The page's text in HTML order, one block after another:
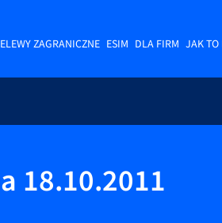
ZAGRANICZNE ESIM DLA FIRM JAK TO
18.10.2011